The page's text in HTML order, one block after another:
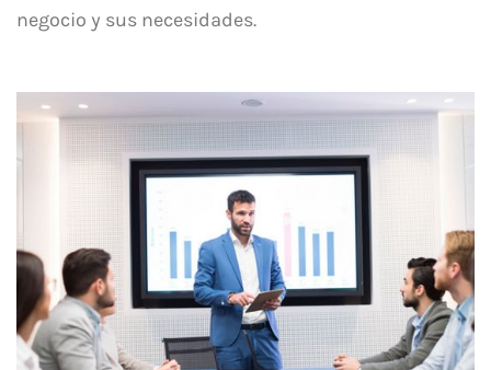
negocio y sus necesidades.